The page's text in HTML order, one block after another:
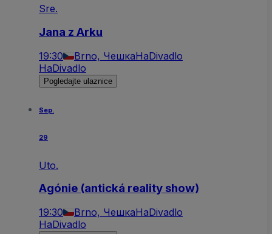
Sre.
Jana z Arku
19:30 Brno, ЧешкаHaDivadlo
HaDivadlo
Pogledajte ulaznice
Sep.
29
Uto.
Agónie (antická reality show)
19:30 Brno, ЧешкаHaDivadlo
HaDivadlo